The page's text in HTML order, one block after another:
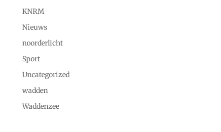
KNRM
Nieuws
noorderlicht
Sport
Uncategorized
wadden
Waddenzee